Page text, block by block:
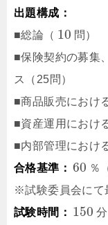
出題構成：
■総論（ 10 問）
■保険契約の募集
ス（25問）
■商品販売におけ
■資産運用におけ
■内部管理におけ
合格基準： 60 ％
※試験委員会にて
試験時間： 150 分